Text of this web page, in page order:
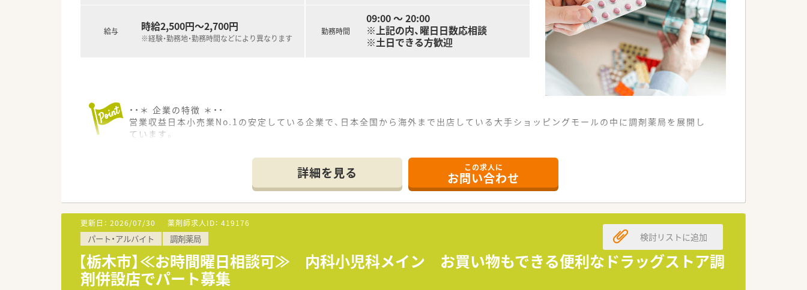
給与 時給2,500円～2,700円
※経験・勤務地・勤務時間などにより異なります
勤務時間
09:00 ～ 20:00
※上記の内、曜日日数応相談
※土日できる方歓迎
・・＊ 企業の特徴 ＊・・
営業収益日本小売業No.1の安定している企業で、日本全国から海外まで出店している大手ショッピングモールの中に調剤薬局を展開し
ています。
■OTC併設店だからこそ『健康をトータルでサポート』できます。
※赤ちゃんからお年寄りまで健康相談を通じてセルフメディケーション推進に貢献でき、カウンセリング力を身につけられる環境です。
※在宅医療への取り組みも積極的行っております。
■漢方の取り扱いを促進しており、普通の調剤薬局では扱っていない種類の漢方も勉強できます。
詳細を見る この求人に
お問い合わせ
更新日： 2026/07/30 薬剤師求人ID： 419176
パート・アルバイト 調剤薬局
【栃木市】≪お時間曜日相談可≫ 内科小児科メイン お買い物もできる便利なドラッグストア調
剤併設店でパート募集
検討リストに追加